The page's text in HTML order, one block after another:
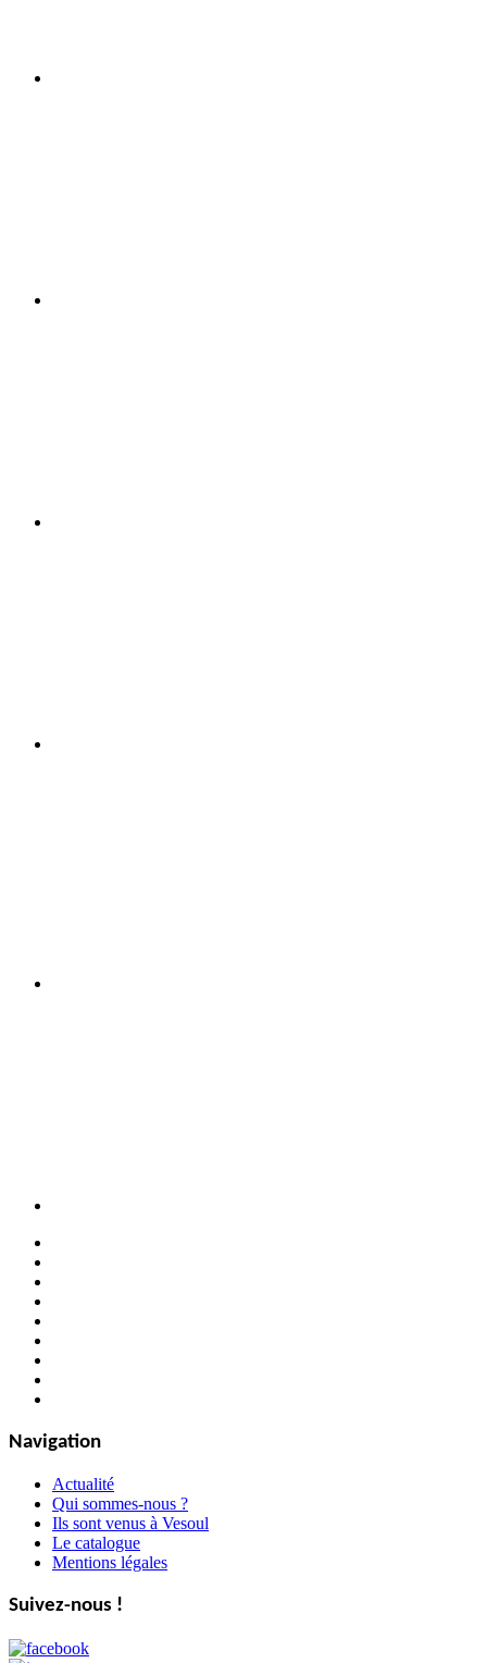
Navigation
Actualité
Qui sommes-nous ?
Ils sont venus à Vesoul
Le catalogue
Mentions légales
Suivez-nous !